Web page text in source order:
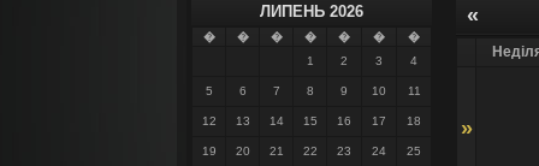
ЛИПЕНЬ 2026
� � � � � �
�
1
2 3 4
5 6 7 8 9 10 11
12 13 14 15 16 17 18
19 20 21 22 23 24 25
«
»